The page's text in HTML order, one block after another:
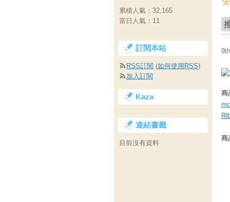
商
商
累積人氣： 32,165
當日人氣： 11
訂閱本站
RSS訂閱 (如何使用RSS)
加入訂閱
Kaza
連結書籤
目前沒有資料